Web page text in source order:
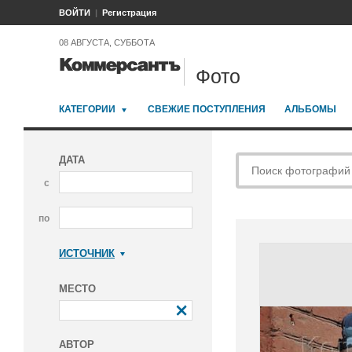
ВОЙТИ Регистрация
08 АВГУСТА, СУББОТА
Фото
КАТЕГОРИИ СВЕЖИЕ ПОСТУПЛЕНИЯ АЛЬБОМЫ
ДАТА
с
по
ИСТОЧНИК
МЕСТО
АВТОР